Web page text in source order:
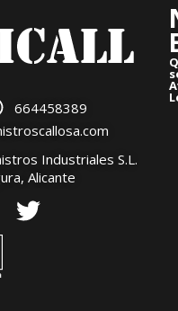
664458389
Industriales S.L.
Alicante